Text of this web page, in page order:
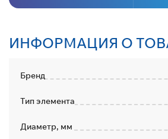
ИНФОРМАЦИЯ О
Бренд
Тип элемента
Диаметр, мм